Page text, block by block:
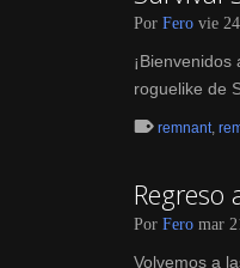
Por Fero vie
roguelike de
remnant,
Regreso
Por Fero mar
Volvemos a